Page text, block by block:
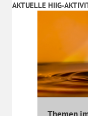
AKTUELLE HIIG-